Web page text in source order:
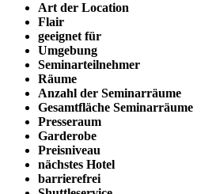
Art der Location
Flair
geeignet für
Umgebung
Seminarteilnehmer
Räume
Anzahl der Seminarräume
Gesamtfläche Seminarräume
Presseraum
Garderobe
Preisniveau
nächstes Hotel
barrierefrei